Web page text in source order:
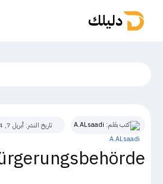
دليلك
كتب بقلم: A.ALsaadi تاريخ النشر: أبريل 7, 2024